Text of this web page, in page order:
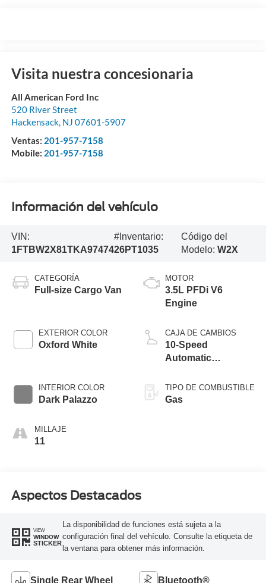
Visita nuestra concesionaria
All American Ford Inc
520 River Street
Hackensack, NJ 07601-5907
Ventas: 201-957-7158
Mobile: 201-957-7158
Información del vehículo
VIN:
1FTBW2X81TKA97474
#Inventario:
26PT1035
Código del
Modelo: W2X
CATEGORÍA
Full-size Cargo Van
EXTERIOR COLOR
Oxford White
INTERIOR COLOR
Dark Palazzo
MILLAJE
11
MOTOR
3.5L PFDi V6
Engine
CAJA DE CAMBIOS
10-Speed
Automatic
SelectShift®
Transmission
TIPO DE COMBUSTIBLE
Gas
Aspectos Destacados
VIEW
WINDOW
STICKER
La disponibilidad de funciones está sujeta a la
configuración final del vehículo. Consulte la etiqueta de
la ventana para obtener más información.
Single Rear Wheel Bluetooth®